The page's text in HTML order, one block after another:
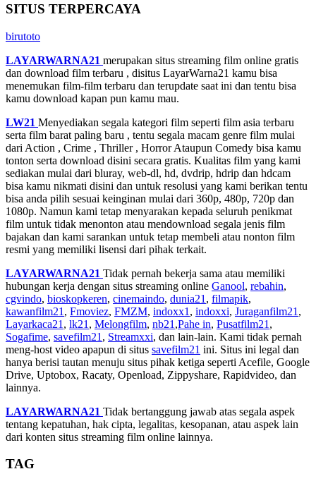
SITUS TERPERCAYA
birutoto
LAYARWARNA21 merupakan situs streaming film online gratis
dan download film terbaru , disitus LayarWarna21 kamu bisa
menemukan film-film terbaru dan terupdate saat ini dan tentu bisa
kamu download kapan pun kamu mau.
LW21 Menyediakan segala kategori film seperti film asia terbaru
serta film barat paling baru , tentu segala macam genre film mulai
dari Action , Crime , Thriller , Horror Ataupun Comedy bisa kamu
tonton serta download disini secara gratis. Kualitas film yang kami
sediakan mulai dari bluray, web-dl, hd, dvdrip, hdrip dan hdcam
bisa kamu nikmati disini dan untuk resolusi yang kami berikan tentu
bisa anda pilih sesuai keinginan mulai dari 360p, 480p, 720p dan
1080p. Namun kami tetap menyarakan kepada seluruh penikmat
film untuk tidak menonton atau mendownload segala jenis film
bajakan dan kami sarankan untuk tetap membeli atau nonton film
resmi yang memiliki lisensi dari pihak terkait.
LAYARWARNA21 Tidak pernah bekerja sama atau memiliki
hubungan kerja dengan situs streaming online Ganool, rebahin,
cgvindo, bioskopkeren, cinemaindo, dunia21 , filmapik,
kawanfilm21 , Fmoviez, FMZM, indoxx1 , indoxxi, Juraganfilm21 ,
Layarkaca21 , lk21 , Melongfilm, nb21 ,Pahe in, Pusatfilm21 ,
Sogafime, savefilm21 , Streamxxi, dan lain-lain. Kami tidak pernah
meng-host video apapun di situs savefilm21 ini. Situs ini legal dan
hanya berisi tautan menuju situs pihak ketiga seperti Acefile, Google
Drive, Uptobox, Racaty, Openload, Zippyshare, Rapidvideo, dan
lainnya.
LAYARWARNA21 Tidak bertanggung jawab atas segala aspek
tentang kepatuhan, hak cipta, legalitas, kesopanan, atau aspek lain
dari konten situs streaming film online lainnya.
TAG